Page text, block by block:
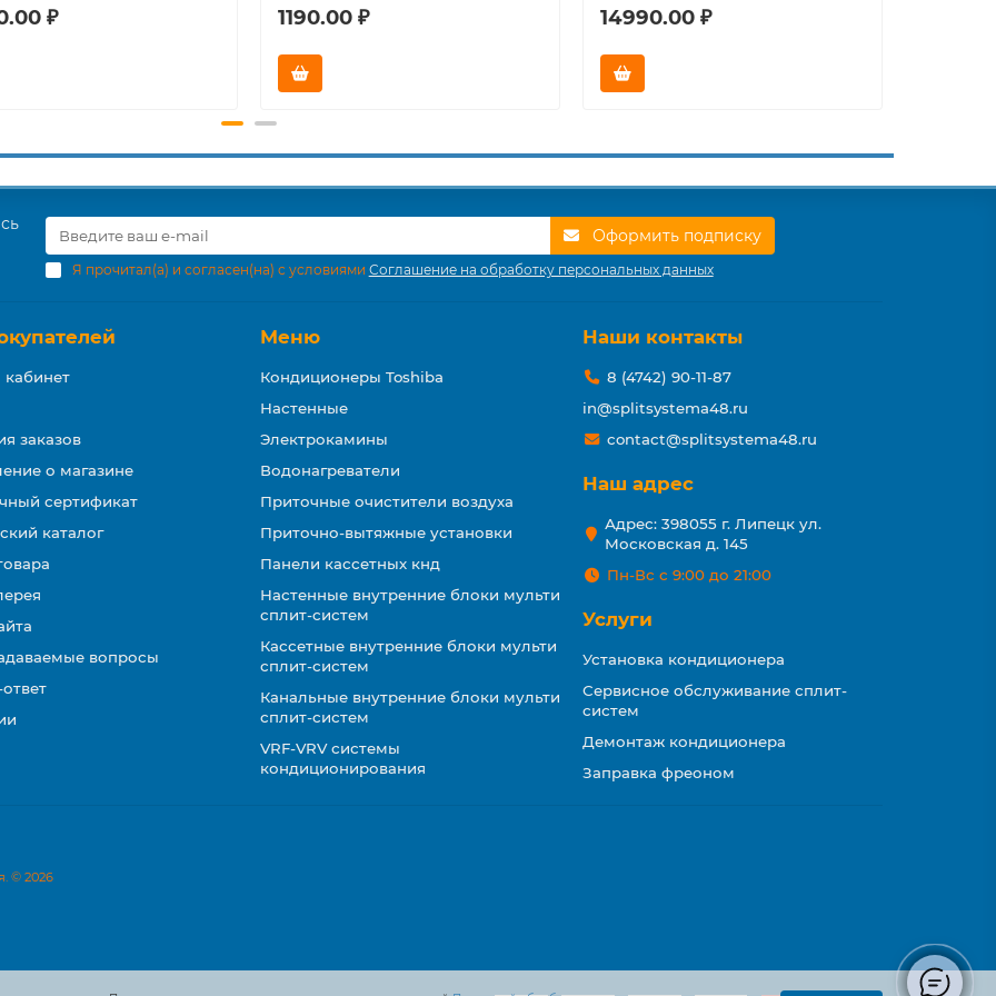
₽ 1190.00 ₽ 14990.00 ₽
Оформить подписку
Я прочитал(а) и согласен(на) с условиями Соглашение на обработку персональных данных
заказов
о магазине
сертификат
каталог
вопросы
Меню
Кондиционеры Toshiba
Настенные
Электрокамины
Водонагреватели
Приточные очистители воздуха
Приточно-вытяжные установки
Панели кассетных кнд
Настенные внутренние блоки мульти
сплит-систем
Кассетные внутренние блоки мульти
сплит-систем
Канальные внутренние блоки мульти
сплит-систем
VRF-VRV системы
кондиционирования
Наши контакты
8 (4742) 90-11-87
in@splitsystema48.ru
contact@splitsystema48.ru
Наш адрес
Адрес: 398055 г. Липецк ул.
Московская д. 145
Пн-Вс с 9:00 до 21:00
Услуги
Установка кондиционера
Сервисное обслуживание сплит-
систем
Демонтаж кондиционера
Заправка фреоном
© 2026